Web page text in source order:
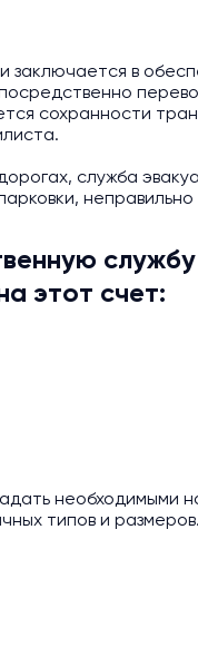
заключается в
сохранности
служба
этот счет:
необходимыми
типов и размеров.